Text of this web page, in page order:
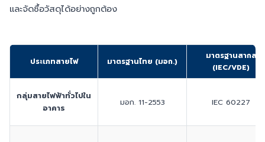
และจัดซื้อวัสดุได้อย่างถูกต้อง
ประเภทสายไฟ มาตรฐานไทย (มอก.)
มาตรฐานสากล
(IEC/VDE)
กลุ่มสายไฟฟ้าทั่วไปใน
อาคาร
มอก. 11-2553 IEC 60227